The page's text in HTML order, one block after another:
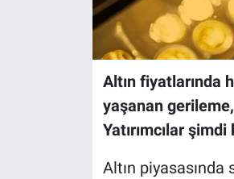
Altın fiyatlarında
yaşanan
Yatırımcılar
Altın